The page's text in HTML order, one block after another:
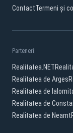
ContactTermeni și
Parteneri:
Realitatea.NET
Realitatea de Arges
Realitatea de
Realitatea de
Realitatea de Neamt